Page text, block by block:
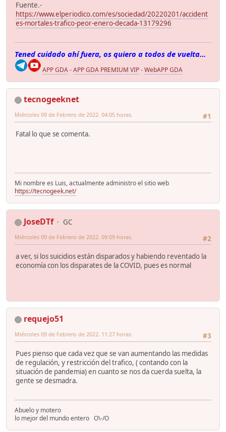
Fuente.-
https://www.elperiodico.com/es/sociedad/20220201/accident
es-mortales-trafico-peor-enero-decada-13179296
Tened cuidado ahí fuera, os quiero a todos de vuelta...
APP GDA-APP GDA PREMIUM VIP-WebAPP GDA
tecnogeeknet
#1
Miércoles 09 de Febrero de 2022. 04:05 horas.
Fatal lo que se comenta.
Mi nombre es Luis, actualmente administro el sitio web
https://tecnogeek.net/
JoseDTf
GC
#2
Miércoles 09 de Febrero de 2022. 09:09 horas.
a ver, si los suicidios están disparados y habiendo reventado la
economía con los disparates de la COVID, pues es normal
requejo51
#3
Miércoles 09 de Febrero de 2022. 11:27 horas.
Pues pienso que cada vez que se van aumentando las medidas
de regulación, y restricción del trafico, ( contando con la
situación de pandemia) en cuanto se nos da cuerda suelta, la
gente se desmadra.
Abuelo y motero
lo mejor del mundo entero O\-/O